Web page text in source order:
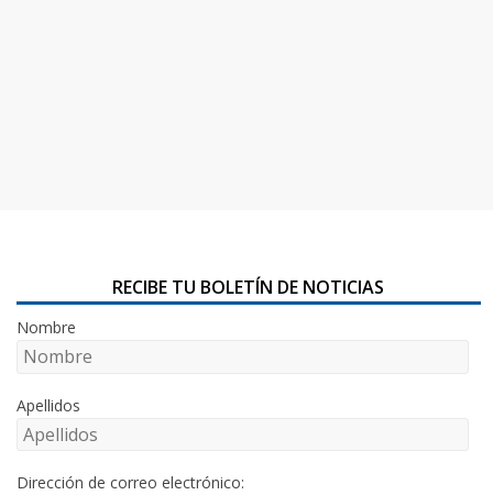
RECIBE TU BOLETÍN DE NOTICIAS
Nombre
Apellidos
Dirección de correo electrónico: